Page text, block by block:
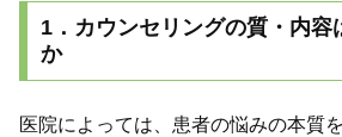
1．カウンセリングの質・内容
か
医院によっては、患者の悩みの本質